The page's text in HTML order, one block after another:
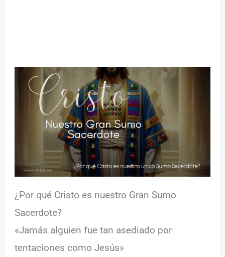
¿Por qué Cristo es nuestro Gran Sumo
Sacerdote?
«Jamás alguien fue tan asediado por
tentaciones como Jesús»